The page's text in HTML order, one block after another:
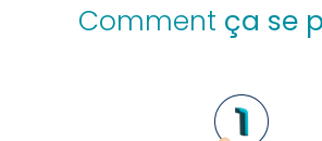
Comment ça se